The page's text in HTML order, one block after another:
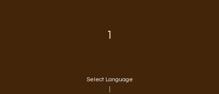
1
Select Language